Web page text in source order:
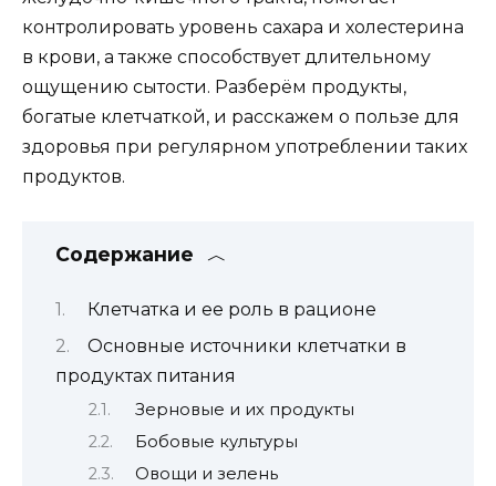
контролировать уровень сахара и холестерина
в крови, а также способствует длительному
ощущению сытости. Разберём продукты,
богатые клетчаткой, и расскажем о пользе для
здоровья при регулярном употреблении таких
продуктов.
Содержание
Клетчатка и ее роль в рационе
Основные источники клетчатки в
продуктах питания
Зерновые и их продукты
Бобовые культуры
Овощи и зелень